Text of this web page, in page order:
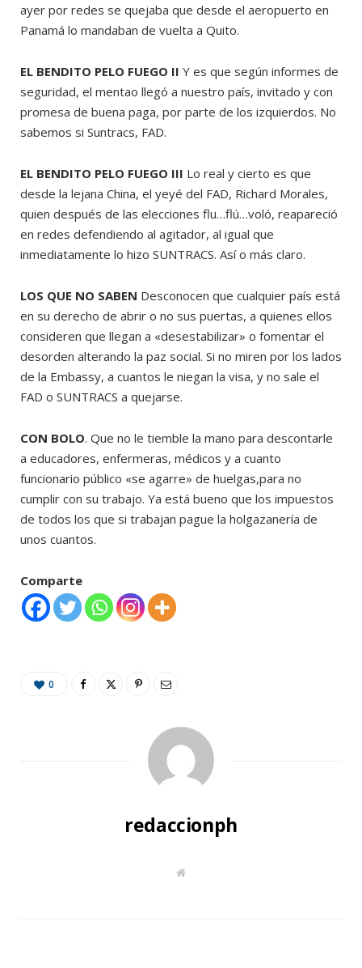
ayer por redes se quejaba que desde el aeropuerto en
Panamá lo mandaban de vuelta a Quito.
EL BENDITO PELO FUEGO II Y es que según informes de
seguridad, el mentao llegó a nuestro país, invitado y con
promesa de buena paga, por parte de los izquierdos. No
sabemos si Suntracs, FAD.
EL BENDITO PELO FUEGO III Lo real y cierto es que
desde la lejana China, el yeyé del FAD, Richard Morales,
quien después de las elecciones flu…flú…voló, reapareció
en redes defendiendo al agitador, al igual que
inmediatamente lo hizo SUNTRACS. Así o más claro.
LOS QUE NO SABEN Desconocen que cualquier país está
en su derecho de abrir o no sus puertas, a quienes ellos
consideren que llegan a «desestabilizar» o fomentar el
desorden alterando la paz social. Si no miren por los lados
de la Embassy, a cuantos le niegan la visa, y no sale el
FAD o SUNTRACS a quejarse.
CON BOLO. Que no le tiemble la mano para descontarle
a educadores, enfermeras, médicos y a cuanto
funcionario público «se agarre» de huelgas,para no
cumplir con su trabajo. Ya está bueno que los impuestos
de todos los que si trabajan pague la holgazanería de
unos cuantos.
Comparte
0
redaccionph
W